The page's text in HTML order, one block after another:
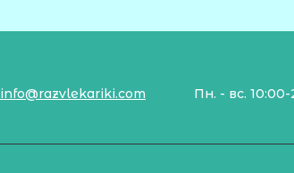
info@razvlekariki.com Пн. - вс.